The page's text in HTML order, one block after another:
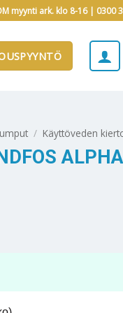
myynti ark. klo 8-16 | 0300
/ Käyttöveden